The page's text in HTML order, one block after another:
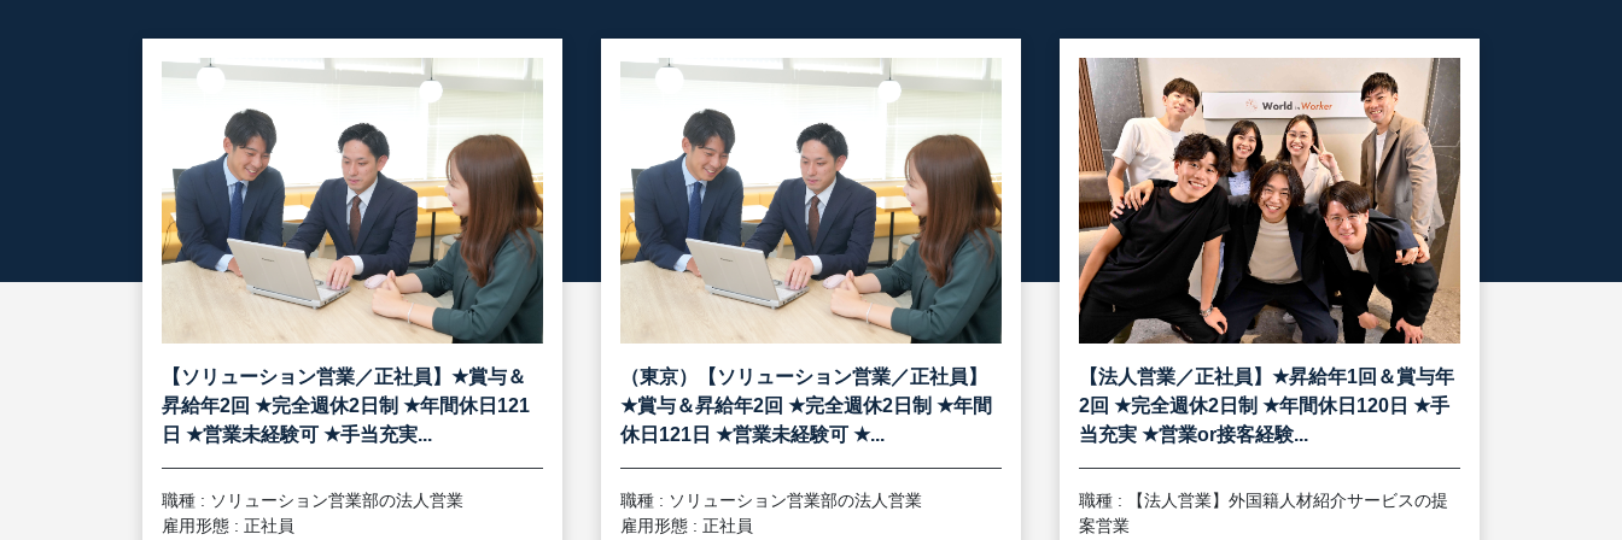
【ソリューション営業／正社員】 ★賞与＆
昇給年2回 ★完全週休2日制 ★年間休日121
日 ★営業未経験可 ★手当充実...
職種 : ソリューション営業部の法人営業
雇用形態 : 正社員
（東京）【ソリューション営業／正社員】
★賞与＆昇給年2回 ★完全週休2日制 ★年間
休日121日 ★営業未経験可 ★...
職種 : ソリューション営業部の法人営業
雇用形態 : 正社員
【法人営業／正社員】 ★昇給年1回＆賞与年
2回 ★完全週休2日制 ★年間休日120日 ★手
当充実 ★営業or接客経験...
職種 : 【法人営業】外国籍人材紹介サービスの提
案営業